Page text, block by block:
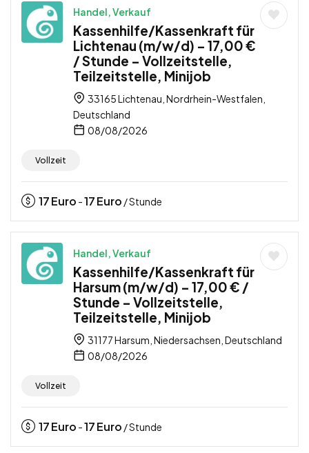
Handel, Verkauf
Kassenhilfe/Kassenkraft für
Lichtenau (m/w/d) – 17,00 €
/ Stunde – Vollzeitstelle,
Teilzeitstelle, Minijob
33165 Lichtenau, Nordrhein-Westfalen,
Deutschland
08/08/2026
Vollzeit
17Euro -17Euro / Stunde
Handel, Verkauf
Kassenhilfe/Kassenkraft für
Harsum (m/w/d) – 17,00 € /
Stunde – Vollzeitstelle,
Teilzeitstelle, Minijob
31177 Harsum, Niedersachsen, Deutschland
08/08/2026
Vollzeit
17Euro -17Euro / Stunde